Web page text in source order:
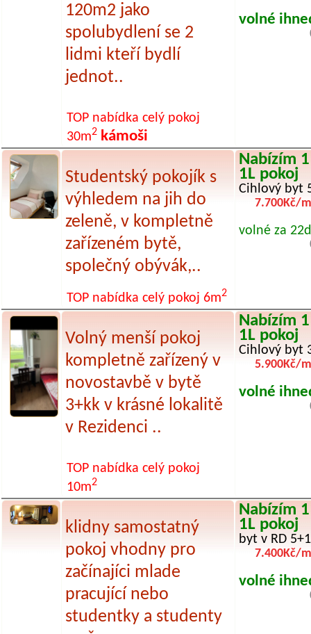
120m2 jako
spolubydlení se 2
lidmi kteří bydlí
jednot..
TOP nabídka celý pokoj
30m2 kámoši
volné
Studentský pokojík s
výhledem na jih do
zeleně, v kompletně
zařízeném bytě,
společný obývák,..
TOP nabídka celý pokoj 6m2
Nabízím
1L pokoj
Cihlový byt
7.700Kč/
volné za
Volný menší pokoj
kompletně zařízený v
novostavbě v bytě
3+kk v krásné lokalitě
v Rezidenci ..
TOP nabídka celý pokoj
10m2
Nabízím
1L pokoj
Cihlový byt
5.900Kč/
volné
klidny samostatný
pokoj vhodny pro
začínajíci mlade
pracující nebo
studentky a studenty
Nabízím
1L pokoj
byt v RD
7.400Kč/
volné